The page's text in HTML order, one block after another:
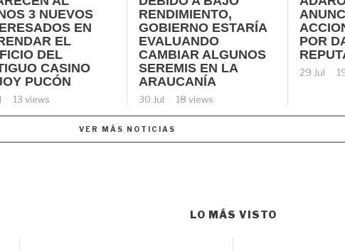
3 NUEVOS
EN
EL
DEL
CASINO
PUCÓN
13 views
RENDIMIENTO,
GOBIERNO ESTARÍA
EVALUANDO
CAMBIAR ALGUNOS
SEREMIS EN LA
ARAUCANÍA
30 Jul 18 views
POR
29 Jul
VER MÁS NOTICIAS
LO MÁS VISTO